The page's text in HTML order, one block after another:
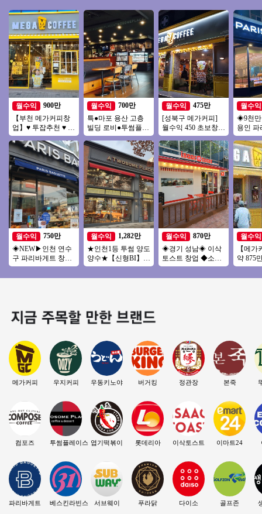
월수익
900만
【부천 메가커피창
업】♥ 투잡추천 ♥ 소
자본1인창업 ♥ 카페
양도양수창업 ♥ 고
수익
월수익
750만
◈NEW▶인천 연수
구 파리바게트 창업
◀ 평균매출 6,000만
↑／고수익/풀오토
월수익
700만
특●마포 용산 고층
빌딩 로비●투썸플레
이스 양도●주5일만
영업●주인없이 운영
중●
월수익
1,282만
★인천1등 투썸 양도
양수★【신형BI】배
달X 매출 5400만/투
썸 양도양수 창업
월수익
475만
[성북구 메가커피]
월수익 450 초보창
업/소자본 추천드리
는 안정적인 메가커
피!
월수익
870만
◈경기 성남◈ 이삭
토스트 창업 ◆소자
본매장◆ 여성창업/
초보창업/부부창업/
월수익
◈9천
용인 파
업◀ 평
만↑고
월수익
【메
약 875
구】역
피스,
메가커피
컴포즈
파리바게트
우지커피
투썸플레이스
베스킨라빈스
우동키노야
엽기떡볶이
서브웨이
버거킹
롯데리아
푸라닭
정관장
이삭토스트
다이소
본죽
이마트24
골프존